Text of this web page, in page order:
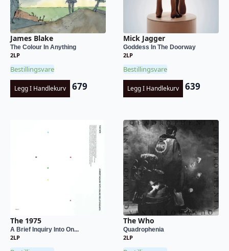
James Blake
The Colour In Anything
2LP
Bestillingsvare
Legg I Handlekurv 679
Mick Jagger
Goddess In The Doorway
2LP
Bestillingsvare
Legg I Handlekurv 639
The 1975
A Brief Inquiry Into On...
2LP
The Who
Quadrophenia
2LP